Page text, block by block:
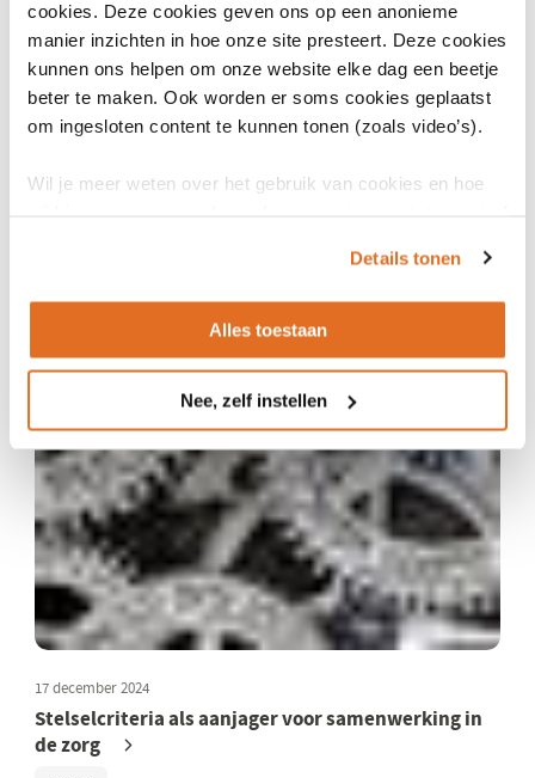
cookies. Deze cookies geven ons op een anonieme
manier inzichten in hoe onze site presteert. Deze cookies
kunnen ons helpen om onze website elke dag een beetje
beter te maken. Ook worden er soms cookies geplaatst
om ingesloten content te kunnen tonen (zoals video’s).
Wil je meer weten over het gebruik van cookies en hoe
Details tonen
Alles toestaan
Nee, zelf instellen
Leren van ervaringen ouderlijk gezag in
PROGRAMMA DIGITALE TOEGANG ARTIKEL
17 december 2024
Stelselcriteria als aanjager voor samenwerking in
de zorg